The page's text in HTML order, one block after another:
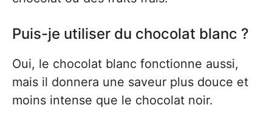
Puis-je utiliser du chocolat blanc ?
Oui, le chocolat blanc fonctionne aussi,
mais il donnera une saveur plus douce et
moins intense que le chocolat noir.